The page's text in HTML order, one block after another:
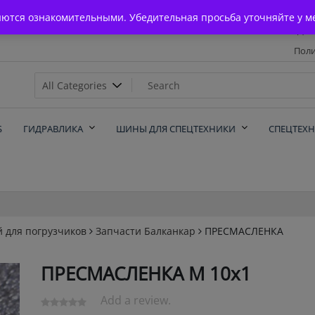
ознакомительными. Убедительная просьба уточняйте у
ГИДРАВЛИКА ШИНЫ ДЛЯ СПЕЦТЕХНИКИ
для погрузчиков Запчасти Балканкар
ПРЕСМАСЛЕНКА
ПРЕСМАСЛЕНКА М 10х1
Add a review.